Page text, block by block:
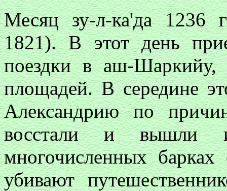
Месяц зу-л-ка'да 1236
1821). В этот день
поездки в аш-Шаркийу,
площадей. В середине
Александрию по
восстали и вышли
многочисленных
убивают